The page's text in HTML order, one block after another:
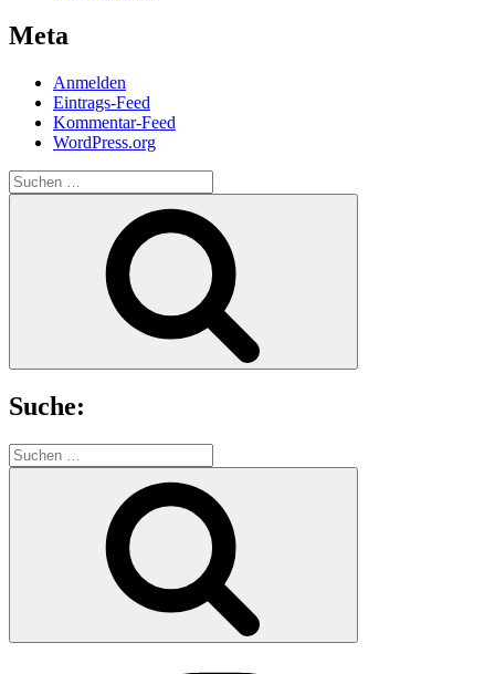
Meta
Anmelden
Eintrags-Feed
Kommentar-Feed
WordPress.org
Suchen
nach:
Suche:
Suchen
nach: